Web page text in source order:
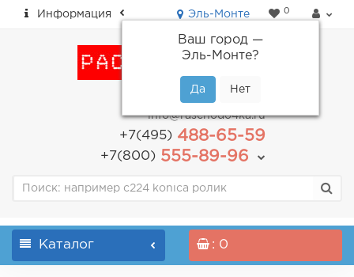
Информация Эль-Монте
Ваш город —
Эль-Монте?
0
пн-пт: с 9.00 до 18.00
info@raschodo4ka.ru
+7(495)488-65-59
+7(800)555-89-96
Каталог : 0